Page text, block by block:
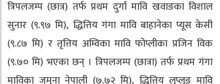
त्रिपलजम्प (छात्र) तर्फ प्रथम दुर्गा मावि खवाङका विशाल
सुनार (९.९७ मि), द्धित्तिय गंगा मावि बाहानेका प्यूस केसी
(९.८७ मि) र तृत्तिय अम्विका मावि फोप्लीका प्रजिन विक
(९.७० मि) भएका छन् । त्रिपलजम्प (छात्रा) तर्फ प्रथम गंगा
माविका जमुना नेपाली (७.७२ मि), द्धित्तिय लुप्लुङ मावि